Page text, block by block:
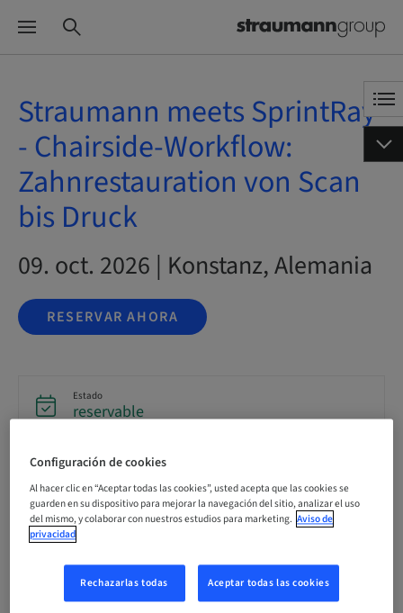
Straumann meets SprintRay
- Chairside-Workflow:
Zahnrestauration von Scan
bis Druck
09. oct. 2026 | Konstanz, Alemania
RESERVAR AHORA
Estado
reservable
Fecha límite de registro
09. oct. 2026 (UTC+1)
Idioma
Alemán
Configuración de cookies
Al hacer clic en “Aceptar todas las cookies”, usted acepta que las cookies se
guarden en su dispositivo para mejorar la navegación del sitio, analizar el uso
del mismo, y colaborar con nuestros estudios para marketing. Aviso de
privacidad
Rechazarlas todas Aceptar todas las cookies